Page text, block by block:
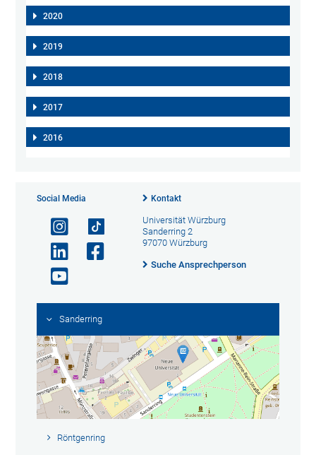
2020
2019
2018
2017
2016
Social Media Kontakt
Universität Würzburg
Sanderring 2
97070 Würzburg
Suche Ansprechperson
Sanderring
Röntgenring